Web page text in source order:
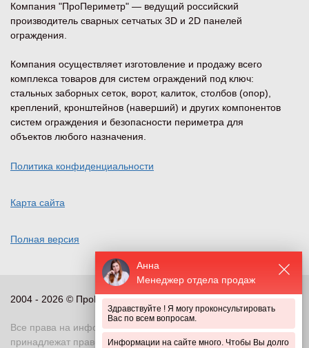
Анна
Менеджер отдела продаж
Здравствуйте ! Я могу проконсультировать
Вас по всем вопросам.
Информации на сайте много. Чтобы Вы долго
Компания "ПроПериметр" — ведущий российский
производитель сварных сетчатых 3D и 2D панелей
ограждения.
Компания осуществляет изготовление и продажу всего
комплекса товаров для систем ограждений под ключ:
стальных заборных сеток, ворот, калиток, столбов (опор),
креплений, кронштейнов (наверший) и других компонентов
систем ограждения и безопасности периметра для
объектов любого назначения.
Политика конфиденциальности
Карта сайта
Полная версия
2004 - 2026 © ПроПериметр, все права защищены
Все права на информационные и иные материалы сайта
принадлежат правообладателю. Воспроизведение или